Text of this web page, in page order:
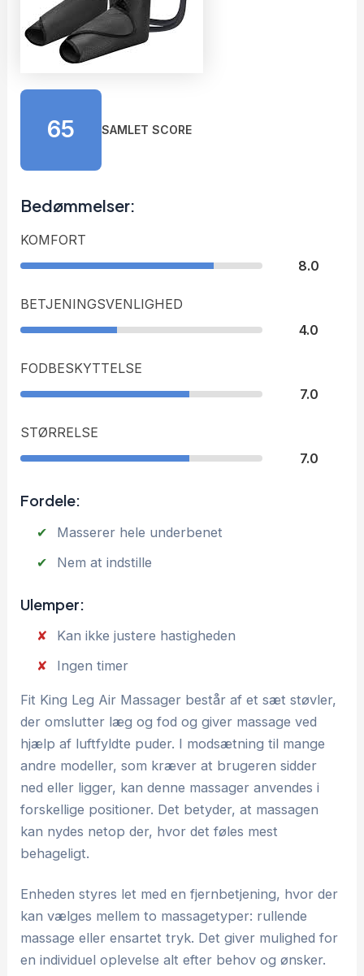
65 SAMLET SCORE
Bedømmelser:
KOMFORT
8.0
BETJENINGSVENLIGHED
4.0
FODBESKYTTELSE
7.0
STØRRELSE
7.0
Fordele:
Masserer hele underbenet
Nem at indstille
Ulemper:
Kan ikke justere hastigheden
Ingen timer
Fit King Leg Air Massager består af et sæt støvler,
der omslutter læg og fod og giver massage ved
hjælp af luftfyldte puder. I modsætning til mange
andre modeller, som kræver at brugeren sidder
ned eller ligger, kan denne massager anvendes i
forskellige positioner. Det betyder, at massagen
kan nydes netop der, hvor det føles mest
behageligt.
Enheden styres let med en fjernbetjening, hvor der
kan vælges mellem to massagetyper: rullende
massage eller ensartet tryk. Det giver mulighed for
en individuel oplevelse alt efter behov og ønsker.